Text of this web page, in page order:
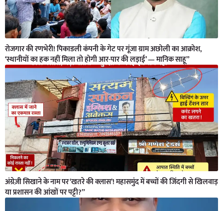
रोजगार की रणभेरी! पिकाडली कंपनी के गेट पर गूंजा ग्राम अछोली का आक्रोश,
‘स्थानीयों का हक नहीं मिला तो होगी आर-पार की लड़ाई’ — मानिक साहू”
अंग्रेज़ी सिखाने के नाम पर ‘खतरे की क्लास’! महासमुंद में बच्चों की जिंदगी से खिलवाड़
या प्रशासन की आंखों पर पट्टी?”